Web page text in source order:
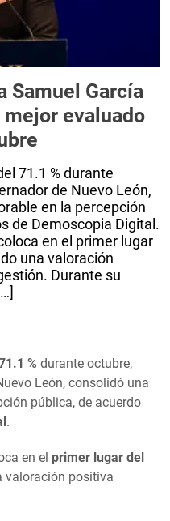
Samuel García
evaluado
71.1 % durante
de Nuevo León,
en la percepción
de Demoscopia Digital.
en el primer lugar
una valoración
Durante su
% durante octubre,
León, consolidó una
pública, de acuerdo
.
en el primer lugar del
valoración positiva